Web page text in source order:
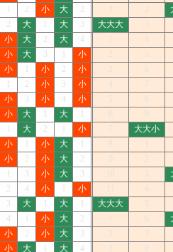
2 小 大 2 2
2 大 大 大大大
小 大 2 大 4
4
小 大 小 2
5
小 小 2 小
2 小 小 4
7
小 小 4 小 5
小 大 大
大 2 小 7
大大小
小 小 大
小 2 小 大 2
2
小 大
2 4 小 小
4
大 大 大大大
5
4 小 大 2
小 2 小 大 2
7
小 大 大 4